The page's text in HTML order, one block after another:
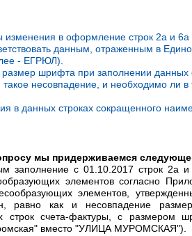
в оформление строк 2а и 6а
данным, отраженным в
- ЕГРЮЛ).
размер шрифта при заполнении
несовпадение, и необходимо ли в
в данных строках сокращенного
мы придерживаемся
заполнение с 01.10.2017 строк 2а
элементов согласно
элементов,
равно как и несовпадение
строк счета-фактуры, с размером
вместо "УЛИЦА МУРОМСКАЯ").